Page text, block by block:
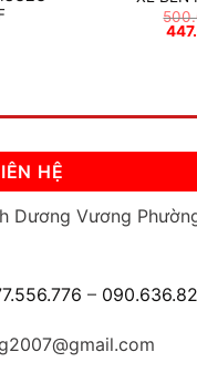
Giá
HỆ
Dương Vương
–